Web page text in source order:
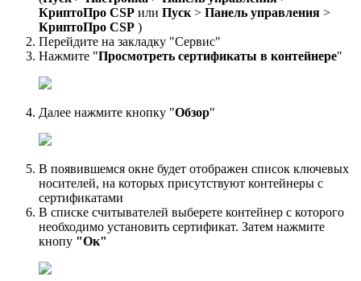
КриптоПро CSP или Пуск> Панель управления >
КриптоПро CSP )
Перейдите на закладку "Сервис"
Нажмите "Просмотреть сертификаты в контейнере"
Далее нажмите кнопку "Обзор"
В появившемся окне будет отображен список ключевых
носителей, на которых присутствуют контейнеры с
сертификатами
В списке считывателей выберете контейнер с которого
необходимо установить сертификат. Затем нажмите
кнопу "Ок"